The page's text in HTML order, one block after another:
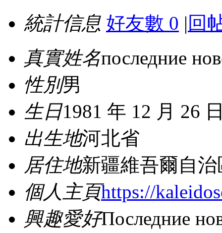
統計信息 好友數 0 | 回
真實姓名последние
性別男
生日1981 年 12 月 26
出生地河北省
居住地新疆維吾爾自治
個人主頁https://
興趣愛好Последние